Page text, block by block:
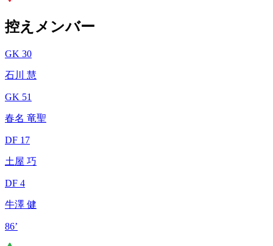
控えメンバー
GK 30
石川 慧
GK 51
春名 竜聖
DF 17
土屋 巧
DF 4
牛澤 健
86’